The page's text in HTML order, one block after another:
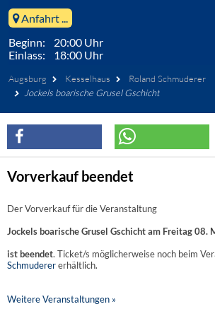
Anfahrt ...
Beginn: 20:00 Uhr
Einlass: 18:00 Uhr
Augsburg Kesselhaus
Roland Schmuderer
Jockels boarische Grusel Gschicht
Vorverkauf beendet
Der Vorverkauf für die Veranstaltung
Jockels boarische Grusel Gschicht am Freitag 08.
ist beendet. Ticket/s möglicherweise noch beim
Schmuderererhältlich.
Weitere Veranstaltungen »